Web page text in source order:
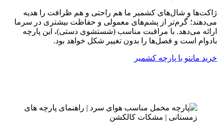
ژاکت‌ها و شال‌های کشمیر ما هم راحتی و هم ظرافت را هدیه
می‌دهند؛ گرم‌تر از پشم‌های معمولی و حفاظت بیشتری در سرما
ارائه می‌دهد. با مراقبت مناسب (شستشوی دستی)، این پارچه
بادوام است و فصل‌ها را بدون تغییر شکل خواهد بود.
خرید مانتو با پارچه کشمیر